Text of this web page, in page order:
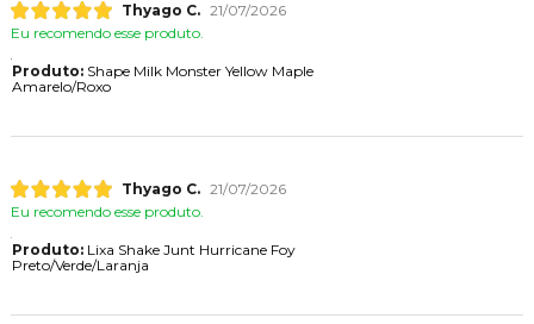
Thyago C. 21/07/2026
Eu recomendo esse produto.
Produto:Shape Milk Monster Yellow Maple
Amarelo/Roxo
Thyago C. 21/07/2026
Eu recomendo esse produto.
Produto:Lixa Shake Junt Hurricane Foy
Preto/Verde/Laranja